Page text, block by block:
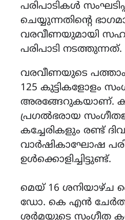
പരിപാടികൾ
ചെയ്യുന്നതിന്റെ
വരവീണയുമായി
പരിപാടി നടത്തുന്നത്.
വരവീണയുടെ
125 കുട്ടികളോളം
അരങ്ങേറുകയാണ്.
പ്രഗൽഭരായ
കച്ചേരികളും രണ്ട്
വാർഷികാഘോഷ
ഉൾക്കൊളിച്ചിട്ടുണ്ട്.
മെയ് 16 ശനിയാഴ്ച
ഡോ. കെ എൻ
ശർമയുടെ സംഗീത